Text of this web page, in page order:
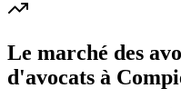
Le marché des
d'avocats à